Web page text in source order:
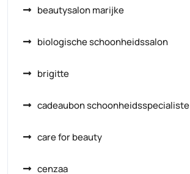
beautysalon marijke
biologische schoonheidssalon
brigitte
cadeaubon schoonheidsspecialiste
care for beauty
cenzaa